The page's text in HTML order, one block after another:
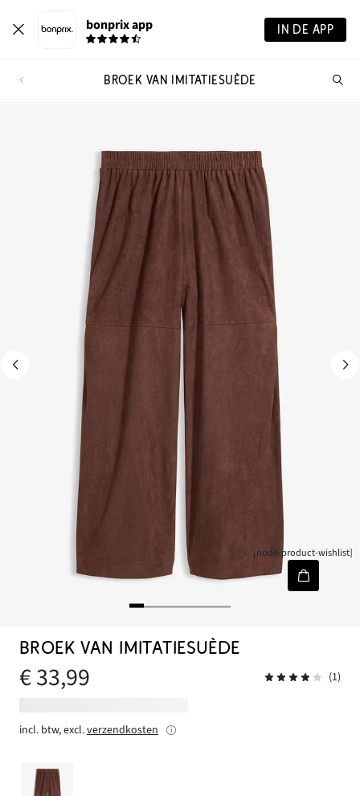
bonprix app IN DE APP
BROEK VAN IMITATIESUÈDE
[node-product-wishlist]
BROEK VAN IMITATIESUÈDE
€ 33,99 (1)
incl. btw, excl.verzendkosten